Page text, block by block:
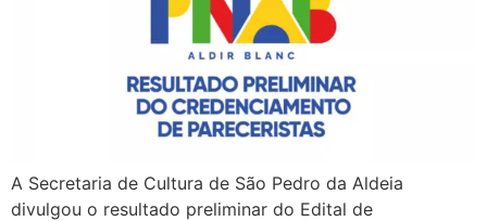
A Secretaria de Cultura de São Pedro da Aldeia
divulgou o resultado preliminar do Edital de